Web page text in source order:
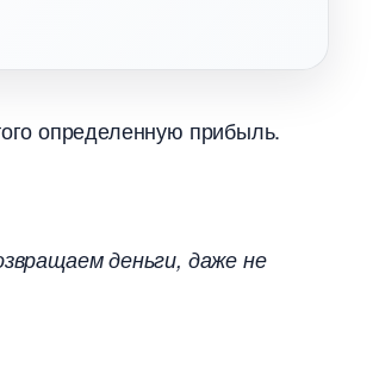
определенную прибыль.
деньги, даже не